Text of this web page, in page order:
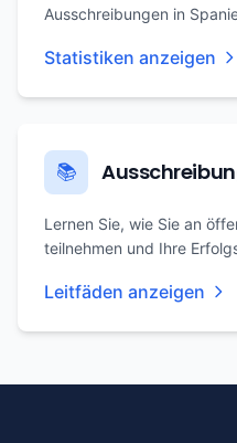
Ausschreibungen in
Statistiken anzeigen
📚
Lernen Sie, wie Sie an
teilnehmen und Ihre
Leitfäden anzeigen